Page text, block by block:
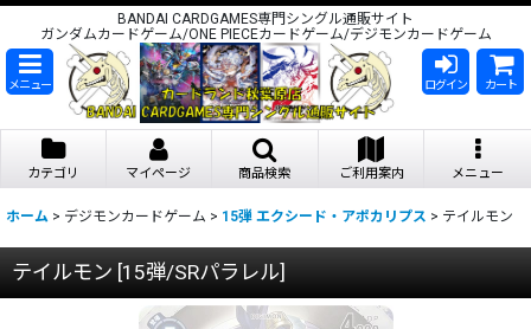
BANDAI CARDGAMES専門シングル通販サイト
ガンダムカードゲーム/ONE PIECEカードゲーム/デジモンカードゲーム
メニュー ログイン カート
カテゴリ マイページ 商品検索 ご利用案内 メニュー
ホーム > デジモンカードゲーム > 15弾 エクシード・アポカリプス > テイルモン
テイルモン [15弾/SRパラレル]